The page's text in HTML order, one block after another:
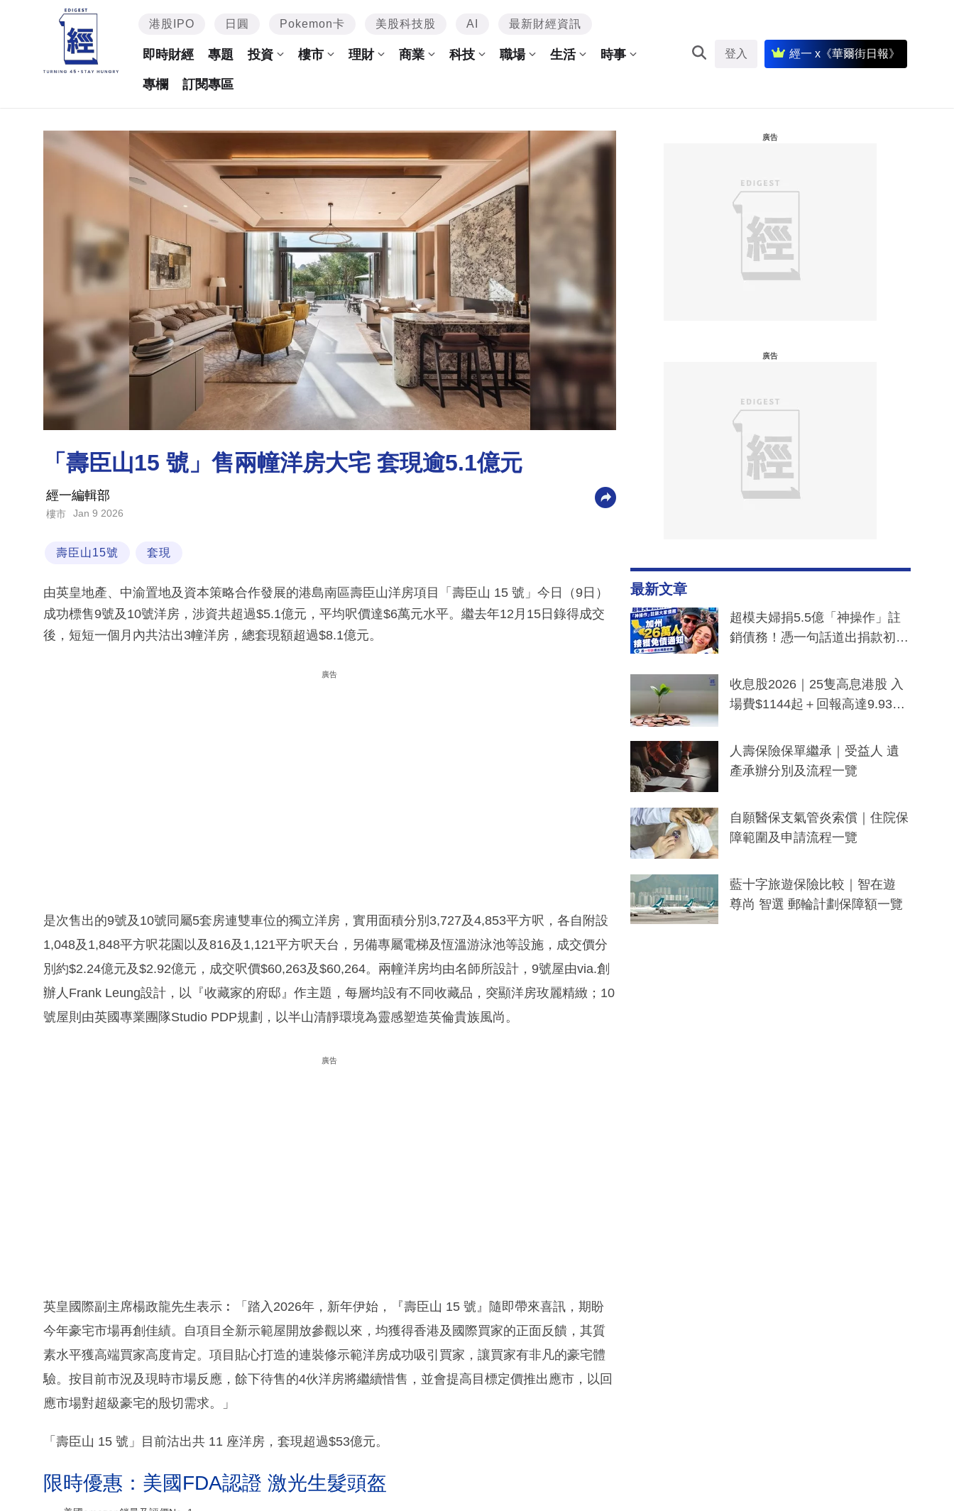
港股IPO 日圓 Pokemon卡 美股科技股 AI 最新財經資訊
即時財經 專題 投資 樓市 理財 商業 科技 職場 生活 時事
專欄 訂閱專區
登入 經一 x《華爾街日報》
「壽臣山15 號」售兩幢洋房大宅 套現逾5.1億元
經一編輯部
樓市 Jan 9 2026
壽臣山15號 套現
由英皇地產、中渝置地及資本策略合作發展的港島南區壽臣山洋房項目「壽臣山 15 號」今日（9日）
成功標售9號及10號洋房，涉資共超過$5.1億元，平均呎價達$6萬元水平。繼去年12月15日錄得成交
後，短短一個月內共沽出3幢洋房，總套現額超過$8.1億元。
廣告
是次售出的9號及10號同屬5套房連雙車位的獨立洋房，實用面積分別3,727及4,853平方呎，各自附設
1,048及1,848平方呎花園以及816及1,121平方呎天台，另備專屬電梯及恆溫游泳池等設施，成交價分
別約$2.24億元及$2.92億元，成交呎價$60,263及$60,264。兩幢洋房均由名師所設計，9號屋由via.創
辦人Frank Leung設計，以『收藏家的府邸』作主題，每層均設有不同收藏品，突顯洋房玫麗精緻；10
號屋則由英國專業團隊Studio PDP規劃，以半山清靜環境為靈感塑造英倫貴族風尚。
廣告
英皇國際副主席楊政龍先生表示︰「踏入2026年，新年伊始，『壽臣山 15 號』隨即帶來喜訊，期盼
今年豪宅市場再創佳績。自項目全新示範屋開放參觀以來，均獲得香港及國際買家的正面反饋，其質
素水平獲高端買家高度肯定。項目貼心打造的連裝修示範洋房成功吸引買家，讓買家有非凡的豪宅體
驗。按目前市況及現時市場反應，餘下待售的4伙洋房將繼續惜售，並會提高目標定價推出應市，以回
應市場對超級豪宅的殷切需求。」
「壽臣山 15 號」目前沽出共 11 座洋房，套現超過$53億元。
限時優惠：美國FDA認證 激光生髮頭盔
廣告
廣告
最新文章
超模夫婦捐5.5億「神操作」註
銷債務！憑一句話道出捐款初
一度被誤當詐騙手段
收息股2026｜25隻高息港股 入
場費$1144起＋回報高達9.93
人壽保險保單繼承｜受益人 遺
產承辦分別及流程一覽
自願醫保支氣管炎索償｜住院保
障範圍及申請流程一覽
藍十字旅遊保險比較｜智在遊
尊尚 智選 郵輪計劃保障額一覽